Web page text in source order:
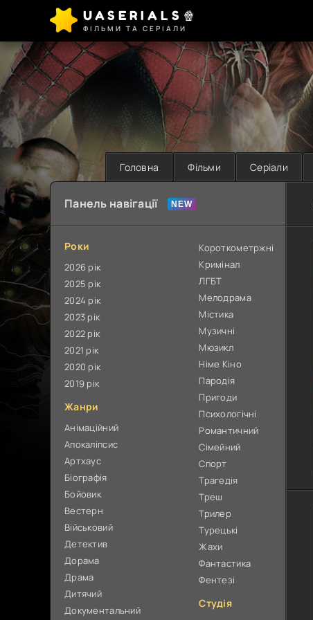
UASERIALS🍿
ФІЛЬМИ ТА СЕРІАЛИ
Головна Фільми Серіали
Панель навігації
Роки
2026 рік
2025 рік
2024 рік
2023 рік
2022 рік
2021 рік
2020 рік
2019 рік
Жанри
Анімаційний
Апокаліпсис
Артхаус
Біографія
Бойовик
Вестерн
Військовий
Детектив
Дорама
Драма
Дитячий
Документальний
Короткометржні
Кримінал
ЛГБТ
Мелодрама
Містика
Музичні
Мюзикл
Німе Кіно
Пародія
Пригоди
Психологічні
Романтичний
Сімейний
Спорт
Трагедія
Треш
Трилер
Турецькі
Жахи
Фантастика
Фентезі
Студія